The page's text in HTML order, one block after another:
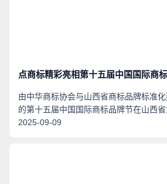
点商标精彩亮相第十五届中国国际商
由中华商标协会与山西省商标品牌标准
的第十五届中国国际商标品牌节在山西省
牌节协办单位之一的点商标域名管理机构
2025-09-09